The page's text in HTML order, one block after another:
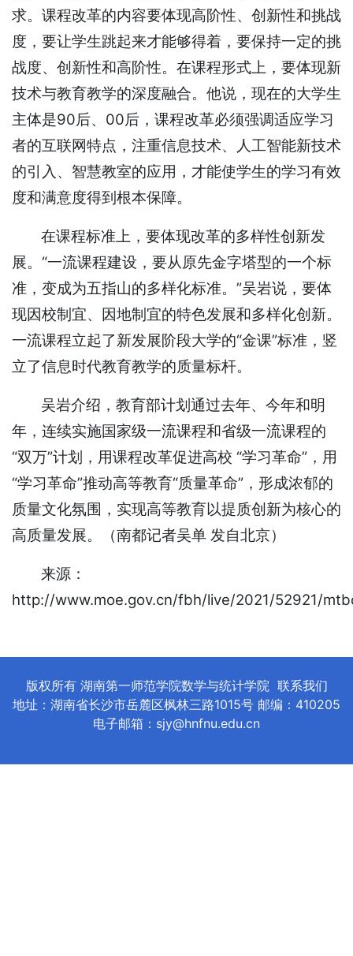
求。课程改革的内容要体现高阶性、创新性和挑战
度，要让学生跳起来才能够得着，要保持一定的挑
战度、创新性和高阶性。在课程形式上，要体现新
技术与教育教学的深度融合。他说，现在的大学生
主体是90后、00后，课程改革必须强调适应学习
者的互联网特点，注重信息技术、人工智能新技术
的引入、智慧教室的应用，才能使学生的学习有效
度和满意度得到根本保障。
在课程标准上，要体现改革的多样性创新发
展。“一流课程建设，要从原先金字塔型的一个标
准，变成为五指山的多样化标准。”吴岩说，要体
现因校制宜、因地制宜的特色发展和多样化创新。
一流课程立起了新发展阶段大学的“金课”标准，竖
立了信息时代教育教学的质量标杆。
吴岩介绍，教育部计划通过去年、今年和明
年，连续实施国家级一流课程和省级一流课程的
“双万”计划，用课程改革促进高校 “学习革命”，用
“学习革命”推动高等教育“质量革命”，形成浓郁的
质量文化氛围，实现高等教育以提质创新为核心的
高质量发展。（南都记者吴单 发自北京）
来源：
http://www.moe.gov.cn/fbh/live/2021/52921/
版权所有 湖南第一师范学院数学与统计学院 联系我们
地址：湖南省长沙市岳麓区枫林三路1015号 邮编：410205
电子邮箱：sjy@hnfnu.edu.cn